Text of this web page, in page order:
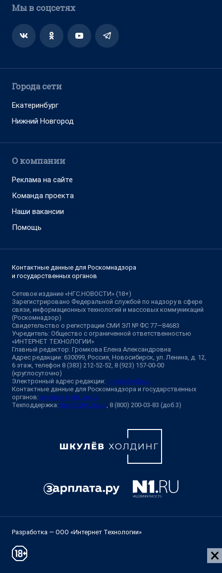
Мы в соцсетях
Города сети
Екатеринбург
Нижний Новгород
О компании
Реклама на сайте
Команда проекта
Наши вакансии
Помощь
Контактные данные для Роскомнадзора
и государственных органов
Сетевое издание «НГС.НОВОСТИ» (18+)
Зарегистрировано Федеральной службой по надзору в сфере
связи, информационных технологий и массовых коммуникаций
(Роскомнадзор)
Свидетельство о регистрации СМИ ЭЛ № ФС 77—84683
Учредитель: Общество с ограниченной ответственностью
«ИНТЕРНЕТ ТЕХНОЛОГИИ»
Главный редактор: Громкова Елена Александровна
Адрес редакции: 630099, Россия, Новосибирск, ул. Ленина, д. 12,
6 этаж, телефон 8 (383) 212-52-52, 8 (923) 157-00-00
(круглосуточно)
Электронный адрес редакции: ngs@shkulev.ru
Контактные данные для Роскомнадзора и государственных
органов: juristnsk@shkulev.ru
Техподдержка: help@shkulev.ru , 8 (800) 200-03-83 (доб.3)
Разработка — ООО «Интернет Технологии»